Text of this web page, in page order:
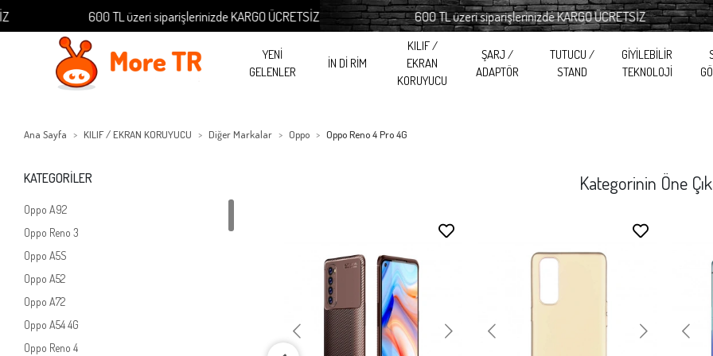
600 TL üzeri siparişlerinizde KARGO ÜCRETSİZ 600 TL üzeri siparişlerinizde KARGO ÜCRETSİZ 600
YENİ
GELENLER
İN Dİ RİM
KILIF /
EKRAN
KORUYUCU
ŞARJ /
ADAPTÖR
TUTUCU /
STAND
GİYİLEBİLİR
TEKNOLOJİ
Ana Sayfa KILIF / EKRAN KORUYUCU Diğer Markalar Oppo Oppo Reno 4 Pro 4G
KATEGORİLER
Oppo A92
Oppo Reno 3
Oppo A5S
Oppo A52
Oppo A72
Oppo A54 4G
Oppo Reno 4
Kategorinin Öne